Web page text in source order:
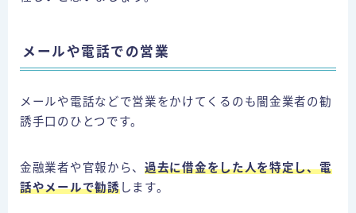
メールや電話での営業
メールや電話などで営業をかけてくるのも闇金業者の勧
誘手口のひとつです。
金融業者や官報から、 過去に借金をした人を特定し、電
話やメールで勧誘します。